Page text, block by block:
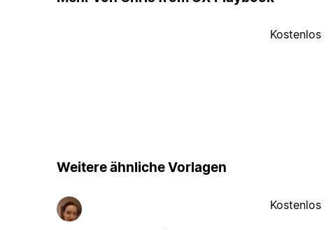
Kostenlos
Weitere ähnliche Vorlagen
Kostenlos